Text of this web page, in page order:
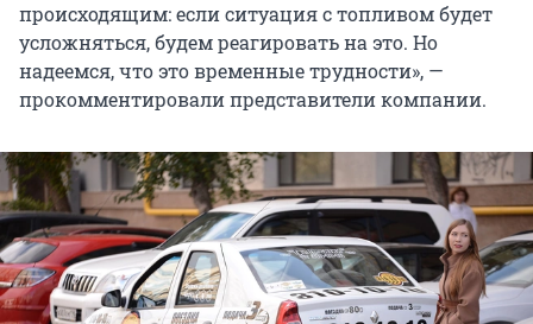
происходящим: если ситуация с топливом будет
усложняться, будем реагировать на это. Но
надеемся, что это временные трудности», —
прокомментировали представители компании.